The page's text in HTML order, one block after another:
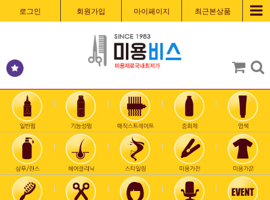
로그인 회원가입 마이페이지 최근본상품